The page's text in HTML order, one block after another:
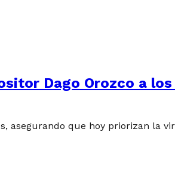
Dago Orozco a
asegurando que hoy priorizan la